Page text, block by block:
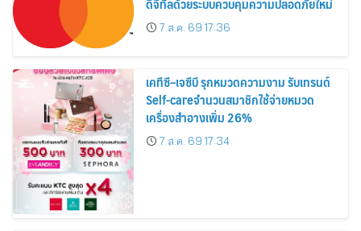
7 ส.ค. 69 17:36
เคทีซี–เจซีบี รุกหมวดความงาม รับเทรนด์
Self-careจำนวนสมาชิกใช้จ่ายหมวด
เครื่องสำอางเพิ่ม 26%
7 ส.ค. 69 17:34